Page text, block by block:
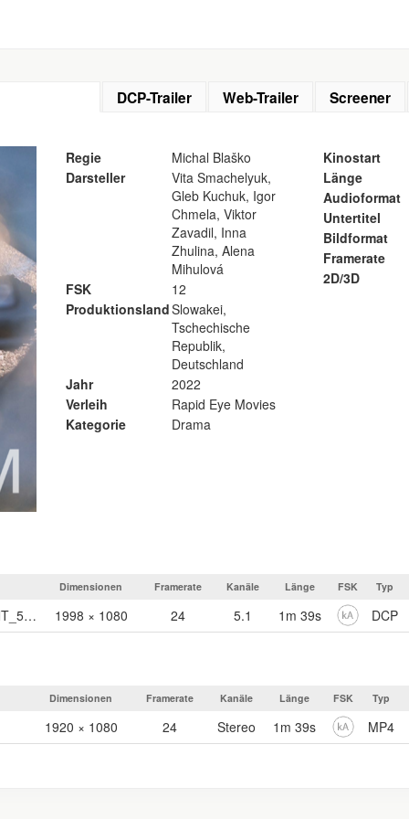
DCP-Trailer Web-Trailer Screener
Regie
Michal Blaško
Darsteller
Vita Smachelyuk,
Gleb Kuchuk, Igor
Chmela, Viktor
Zavadil, Inna
Zhulina, Alena
Mihulová
FSK
12
ProduktionslandSlowakei,
Tschechische
Republik,
Deutschland
Jahr
2022
Verleih
Rapid Eye Movies
Kategorie
Drama
Kinostart
Länge
Audioformat
Untertitel
Bildformat
Framerate
2D/3D
Dimensionen Framerate Kanäle Länge FSK Typ
VICTIM_TLR_F-185_CS-DE_INT_51_2K_NULL_20230307_REM_IOP_OV 1998 × 1080 24 5.1 1m 39s DCP
Dimensionen Framerate Kanäle Länge FSK Typ
1920 × 1080 24 Stereo 1m 39s MP4